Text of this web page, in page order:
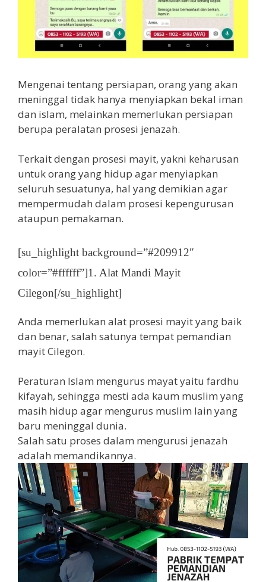
Mengenai tentang persiapan, orang yang akan
meninggal tidak hanya menyiapkan bekal iman
dan islam, melainkan memerlukan persiapan
berupa peralatan prosesi jenazah.
Terkait dengan prosesi mayit, yakni keharusan
untuk orang yang hidup agar menyiapkan
seluruh sesuatunya, hal yang demikian agar
mempermudah dalam prosesi kepengurusan
ataupun pemakaman.
[su_highlight background=”#209912″
color=”#ffffff”]1. Alat Mandi Mayit
Cilegon[/su_highlight]
Anda memerlukan alat prosesi mayit yang baik
dan benar, salah satunya tempat pemandian
mayit Cilegon.
Peraturan Islam mengurus mayat yaitu fardhu
kifayah, sehingga mesti ada kaum muslim yang
masih hidup agar mengurus muslim lain yang
baru meninggal dunia.
Salah satu proses dalam mengurusi jenazah
adalah memandikannya.